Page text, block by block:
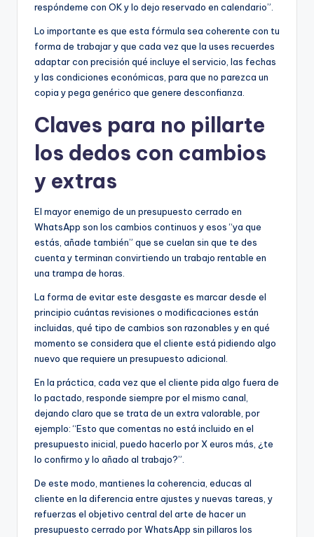
respóndeme con OK y lo dejo reservado en calendario”.
Lo importante es que esta fórmula sea coherente con tu
forma de trabajar y que cada vez que la uses recuerdes
adaptar con precisión qué incluye el servicio, las fechas
y las condiciones económicas, para que no parezca un
copia y pega genérico que genere desconfianza.
Claves para no pillarte
los dedos con cambios
y extras
El mayor enemigo de un presupuesto cerrado en
WhatsApp son los cambios continuos y esos “ya que
estás, añade también” que se cuelan sin que te des
cuenta y terminan convirtiendo un trabajo rentable en
una trampa de horas.
La forma de evitar este desgaste es marcar desde el
principio cuántas revisiones o modificaciones están
incluidas, qué tipo de cambios son razonables y en qué
momento se considera que el cliente está pidiendo algo
nuevo que requiere un presupuesto adicional.
En la práctica, cada vez que el cliente pida algo fuera de
lo pactado, responde siempre por el mismo canal,
dejando claro que se trata de un extra valorable, por
ejemplo: “Esto que comentas no está incluido en el
presupuesto inicial, puedo hacerlo por X euros más, ¿te
lo confirmo y lo añado al trabajo?”.
De este modo, mantienes la coherencia, educas al
cliente en la diferencia entre ajustes y nuevas tareas, y
refuerzas el objetivo central del arte de hacer un
presupuesto cerrado por WhatsApp sin pillaros los